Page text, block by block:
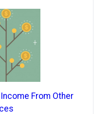
From Other